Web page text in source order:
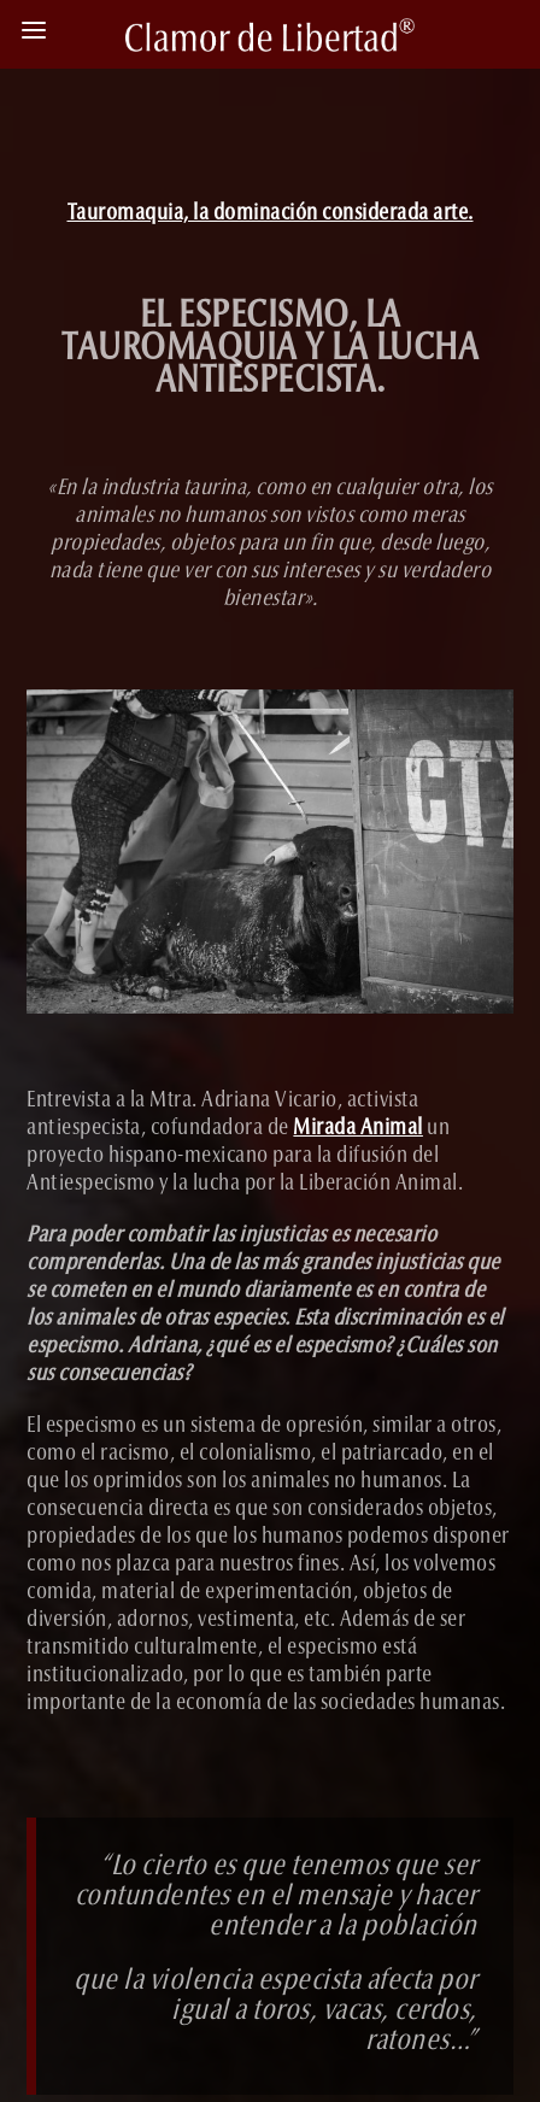
Tauromaquia, la dominación considerada arte.
EL ESPECISMO, LA
TAUROMAQUIA Y LA LUCHA
ANTIESPECISTA.
«En la industria taurina, como en cualquier otra, los
animales no humanos son vistos como meras
propiedades, objetos para un fin que, desde luego,
nada tiene que ver con sus intereses y su verdadero
bienestar».
Entrevista a la Mtra. Adriana Vicario, activista
antiespecista, cofundadora de Mirada Animal un
proyecto hispano-mexicano para la difusión del
Antiespecismo y la lucha por la Liberación Animal.
Para poder combatir las injusticias es necesario
comprenderlas. Una de las más grandes injusticias que
se cometen en el mundo diariamente es en contra de
los animales de otras especies. Esta discriminación es el
especismo. Adriana, ¿qué es el especismo? ¿Cuáles son
sus consecuencias?
El especismo es un sistema de opresión, similar a otros,
como el racismo, el colonialismo, el patriarcado, en el
que los oprimidos son los animales no humanos. La
consecuencia directa es que son considerados objetos,
propiedades de los que los humanos podemos disponer
como nos plazca para nuestros fines. Así, los volvemos
comida, material de experimentación, objetos de
diversión, adornos, vestimenta, etc. Además de ser
transmitido culturalmente, el especismo está
institucionalizado, por lo que es también parte
importante de la economía de las sociedades humanas.
“Lo cierto es que tenemos que ser
contundentes en el mensaje y hacer
entender a la población
que la violencia especista afecta por
igual a toros, vacas, cerdos,
ratones…”